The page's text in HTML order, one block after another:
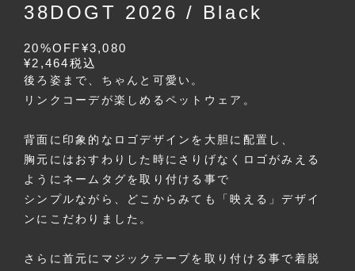
38DOGT 2026 / Black
20%OFF¥3,080
¥2,464税込
後ろ姿まで、ちゃんと可愛い。
リンクコーデが楽しめるペットウェア。
背面に印象的なロゴデザインを大胆に配置し、
胸元にはおすわりした時にさりげなくロゴがみえる
ようにネームタグを取り付ける事で
シンプルながら、どこからみても「映える」デザイ
ンにこだわりました。
さらに首元にマジックテープを取り付ける事で着脱